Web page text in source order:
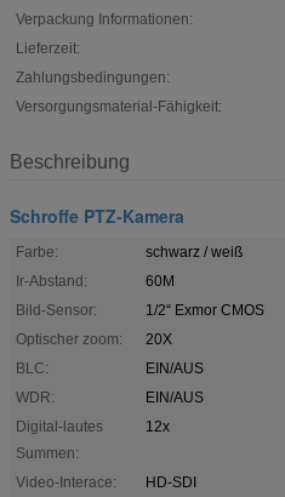
Verpackung Informationen:
Lieferzeit:
Zahlungsbedingungen:
Versorgungsmaterial-Fähigkeit:
Beschreibung
Schroffe PTZ-Kamera
Farbe:
schwarz / weiß
Ir-Abstand:
60M
Bild-Sensor:
1/2“ Exmor CMOS
Optischer zoom:
20X
BLC:
EIN/AUS
WDR:
EIN/AUS
Digital-lautes
Summen:
12x
Video-Interace:
HD-SDI